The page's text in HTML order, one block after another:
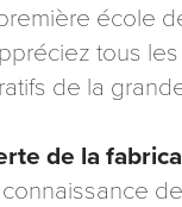
école
tous
de la
de la